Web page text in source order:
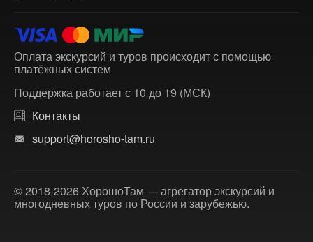
Оплата экскурсий и туров происходит с помощью
платёжных систем
Поддержка работает с 10 до 19 (МСК)
Контакты
support@horosho-tam.ru
© 2018-2026 ХорошоТам — агрегатор экскурсий и
многодневных туров по России и зарубежью.